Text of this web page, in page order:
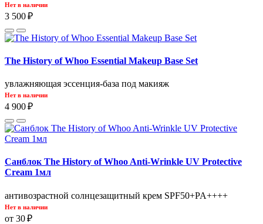
Нет в наличии
3 500 ₽
The History of Whoo Essential Makeup Base Set
увлажняющая эссенция-база под макияж
Нет в наличии
4 900 ₽
Санблок The History of Whoo Anti-Wrinkle UV Protective
Cream 1мл
антивозрастной солнцезащитный крем SPF50+PA++++
Нет в наличии
от 30 ₽